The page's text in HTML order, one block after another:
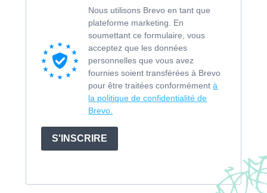
Nous utilisons Brevo en tant que
plateforme marketing. En
soumettant ce formulaire, vous
acceptez que les données
personnelles que vous avez
fournies soient transférées à Brevo
pour être traitées conformémentà
la politique de confidentialité de
Brevo.
S'INSCRIRE